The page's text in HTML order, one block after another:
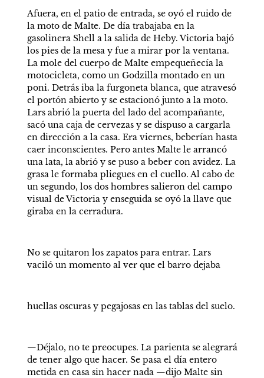
Afuera, en el patio de entrada, se oyó el ruido de
la moto de Malte. De día trabajaba en la
gasolinera Shell a la salida de Heby. Victoria bajó
los pies de la mesa y fue a mirar por la ventana.
La mole del cuerpo de Malte empequeñecía la
motocicleta, como un Godzilla montado en un
poni. Detrás iba la furgoneta blanca, que atravesó
el portón abierto y se estacionó junto a la moto.
Lars abrió la puerta del lado del acompañante,
sacó una caja de cervezas y se dispuso a cargarla
en dirección a la casa. Era viernes, beberían hasta
caer inconscientes. Pero antes Malte le arrancó
una lata, la abrió y se puso a beber con avidez. La
grasa le formaba pliegues en el cuello. Al cabo de
un segundo, los dos hombres salieron del campo
visual de Victoria y enseguida se oyó la llave que
giraba en la cerradura.
No se quitaron los zapatos para entrar. Lars
vaciló un momento al ver que el barro dejaba
huellas oscuras y pegajosas en las tablas del suelo.
—Déjalo, no te preocupes. La parienta se alegrará
de tener algo que hacer. Se pasa el día entero
metida en casa sin hacer nada —dijo Malte sin